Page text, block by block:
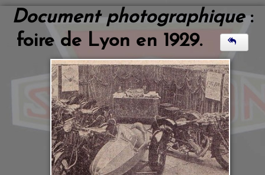
Document photographique:
foire de Lyon en 1929.